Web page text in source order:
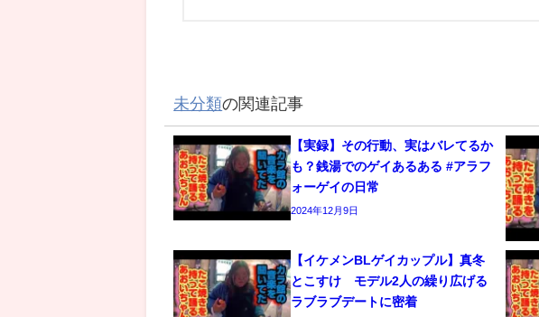
未分類の関連記事
【実録】その行動、実はバレてるか
も？銭湯でのゲイあるある #アラフ
ォーゲイの日常
2024年12月9日
【イケメンBLゲイカップル】真冬
とこすけ モデル2人の繰り広げる
ラブラブデートに密着